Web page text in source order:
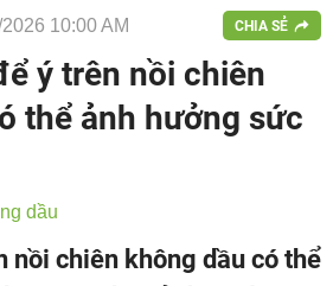
10:00 AM CHIA SẺ
ý trên nồi chiên
thể ảnh hưởng sức
dầu
nồi chiên không dầu có thể